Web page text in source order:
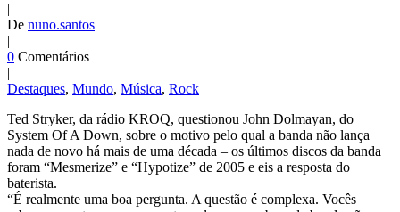
|
De nuno.santos
|
0 Comentários
|
Destaques, Mundo, Música, Rock
Ted Stryker, da rádio KROQ, questionou John Dolmayan, do
System Of A Down, sobre o motivo pelo qual a banda não lança
nada de novo há mais de uma década – os últimos discos da banda
foram “Mesmerize” e “Hypotize” de 2005 e eis a resposta do
baterista.
“É realmente uma boa pergunta. A questão é complexa. Vocês